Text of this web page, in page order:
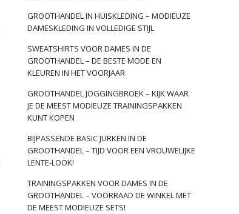
GROOTHANDEL IN HUISKLEDING – MODIEUZE
DAMESKLEDING IN VOLLEDIGE STIJL
SWEATSHIRTS VOOR DAMES IN DE
GROOTHANDEL – DE BESTE MODE EN
KLEUREN IN HET VOORJAAR
GROOTHANDEL JOGGINGBROEK – KIJK WAAR
JE DE MEEST MODIEUZE TRAININGSPAKKEN
KUNT KOPEN
BIJPASSENDE BASIC JURKEN IN DE
GROOTHANDEL – TIJD VOOR EEN VROUWELIJKE
LENTE-LOOK!
TRAININGSPAKKEN VOOR DAMES IN DE
GROOTHANDEL – VOORRAAD DE WINKEL MET
DE MEEST MODIEUZE SETS!